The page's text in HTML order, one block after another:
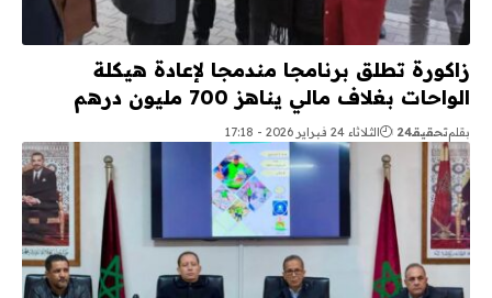
زاكورة تطلق برنامجا مندمجا لإعادة هيكلة
الواحات بغلاف مالي يناهز 700 مليون درهم
بقلمتحقيقـ24 الثلاثاء 24 فبراير 2026 - 17:18